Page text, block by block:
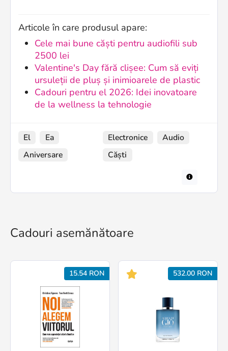
Articole în care produsul apare:
Cele mai bune căști pentru audiofili sub
2500 lei
Valentine's Day fără clișee: Cum să eviți
ursuleții de pluș și inimioarele de plastic
Cadouri pentru el 2026: Idei inovatoare
de la wellness la tehnologie
El
Ea
Aniversare
Electronice
Audio
Căști
Cadouri asemănătoare
15.54 RON 532.00 RON